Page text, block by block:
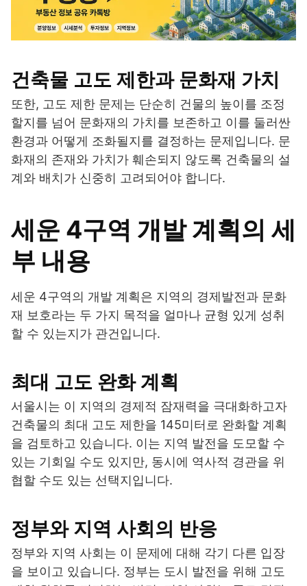
건축물 고도 제한과 문화재 가치
또한, 고도 제한 문제는 단순히 건물의 높이를 조정
할지를 넘어 문화재의 가치를 보존하고 이를 둘러싼
환경과 어떻게 조화될지를 결정하는 문제입니다. 문
화재의 존재와 가치가 훼손되지 않도록 건축물의 설
계와 배치가 신중히 고려되어야 합니다.
세운 4구역 개발 계획의 세
부 내용
세운 4구역의 개발 계획은 지역의 경제발전과 문화
재 보호라는 두 가지 목적을 얼마나 균형 있게 성취
할 수 있는지가 관건입니다.
최대 고도 완화 계획
서울시는 이 지역의 경제적 잠재력을 극대화하고자
건축물의 최대 고도 제한을 145미터로 완화할 계획
을 검토하고 있습니다. 이는 지역 발전을 도모할 수
있는 기회일 수도 있지만, 동시에 역사적 경관을 위
협할 수도 있는 선택지입니다.
정부와 지역 사회의 반응
정부와 지역 사회는 이 문제에 대해 각기 다른 입장
을 보이고 있습니다. 정부는 도시 발전을 위해 고도